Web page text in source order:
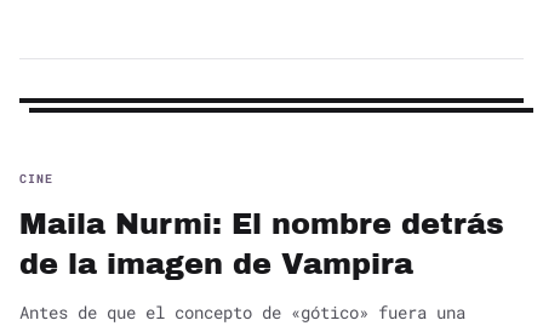
CINE
Maila Nurmi: El nombre detrás
de la imagen de Vampira
Antes de que el concepto de «gótico» fuera una